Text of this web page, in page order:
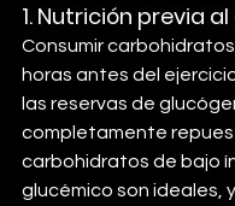
1. Nutrición previa
Consumir
horas antes del
las reservas de
completamente
carbohidratos de bajo
glucémico son ideales,